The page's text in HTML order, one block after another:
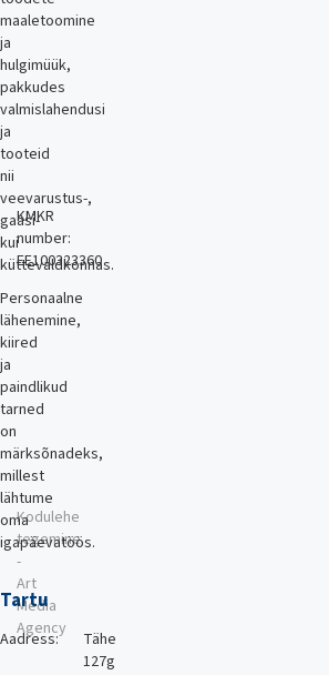
maaletoomine
ja
hulgimüük,
pakkudes
valmislahendusi
ja
tooteid
nii
veevarustus-,
gaasi-
kui
küttevaldkonnas.
Personaalne
lähenemine,
kiired
ja
paindlikud
tarned
on
märksõnadeks,
millest
lähtume
oma
igapäevatöös.
Tartu
Aadress:
Tähe
127g
KMKR
number:
EE100323360
Kodulehe
tegemine
-
Art
Media
Agency